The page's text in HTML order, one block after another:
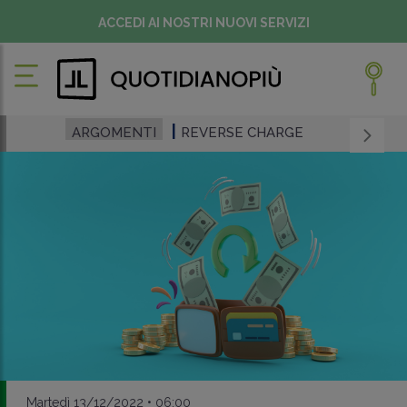
ACCEDI AI NOSTRI NUOVI SERVIZI
ARGOMENTI REVERSE CHARGE
Martedì 13/12/2022 • 06:00